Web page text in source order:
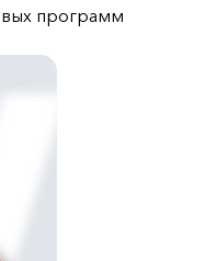
программ